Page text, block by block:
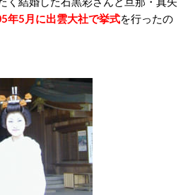
年5月に出雲大社で挙式を行ったの